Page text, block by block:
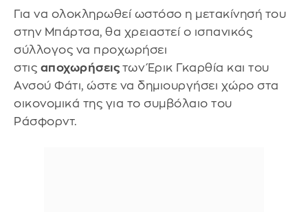
Για να ολοκληρωθεί ωστόσο η μετακίνησή του
στην Μπάρτσα, θα χρειαστεί ο ισπανικός
σύλλογος να προχωρήσει
στις αποχωρήσεις των Έρικ Γκαρθία και του
Ανσού Φάτι, ώστε να δημιουργήσει χώρο στα
οικονομικά της για το συμβόλαιο του
Ράσφορντ.